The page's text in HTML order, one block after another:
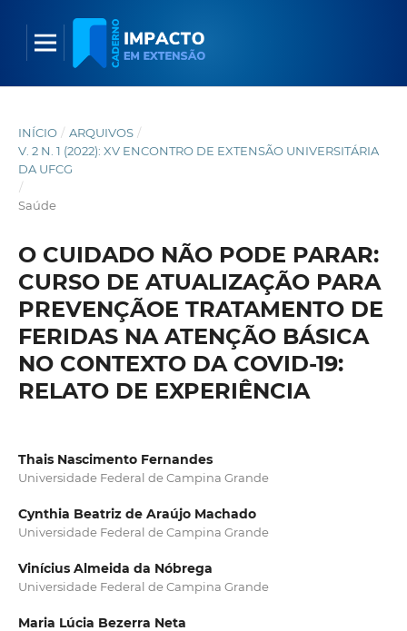
INÍCIO / ARQUIVOS /
V. 2 N. 1 (2022): XV ENCONTRO DE EXTENSÃO UNIVERSITÁRIA
DA UFCG
/
Saúde
O CUIDADO NÃO PODE PARAR:
CURSO DE ATUALIZAÇÃO PARA
PREVENÇÃOE TRATAMENTO DE
FERIDAS NA ATENÇÃO BÁSICA
NO CONTEXTO DA COVID-19:
RELATO DE EXPERIÊNCIA
Thais Nascimento Fernandes
Universidade Federal de Campina Grande
Cynthia Beatriz de Araújo Machado
Universidade Federal de Campina Grande
Vinícius Almeida da Nóbrega
Universidade Federal de Campina Grande
Maria Lúcia Bezerra Neta